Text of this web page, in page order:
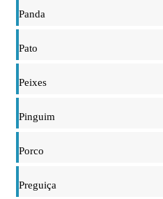
Panda
Pato
Peixes
Pinguim
Porco
Preguiça